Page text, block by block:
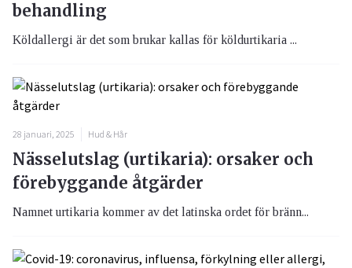
behandling
Köldallergi är det som brukar kallas för köldurtikaria ...
28 januari, 2025 Hud & Hår
Nässelutslag (urtikaria): orsaker och
förebyggande åtgärder
Namnet urtikaria kommer av det latinska ordet för bränn...